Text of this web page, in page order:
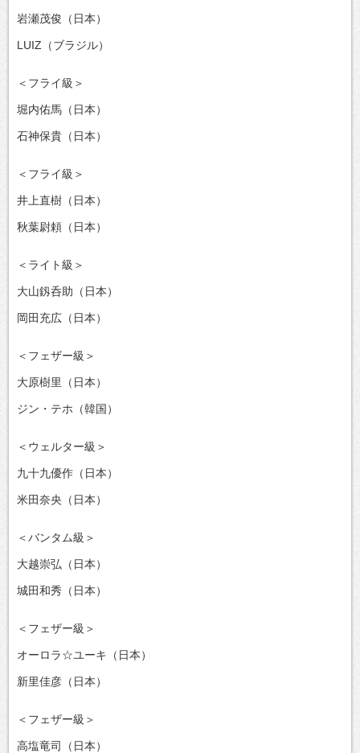
岩瀬茂俊（日本）
LUIZ（ブラジル）
＜フライ級＞
堀内佑馬（日本）
石神保貴（日本）
＜フライ級＞
井上直樹（日本）
秋葉尉頼（日本）
＜ライト級＞
大山釼呑助（日本）
岡田充広（日本）
＜フェザー級＞
大原樹里（日本）
ジン・テホ（韓国）
＜ウェルター級＞
九十九優作（日本）
米田奈央（日本）
＜バンタム級＞
大越崇弘（日本）
城田和秀（日本）
＜フェザー級＞
オーロラ☆ユーキ（日本）
新里佳彦（日本）
＜フェザー級＞
高塩竜司（日本）